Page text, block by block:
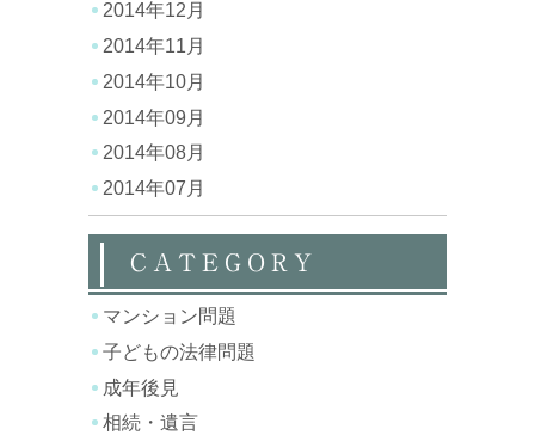
2014年12月
2014年11月
2014年10月
2014年09月
2014年08月
2014年07月
CATEGORY
マンション問題
子どもの法律問題
成年後見
相続・遺言